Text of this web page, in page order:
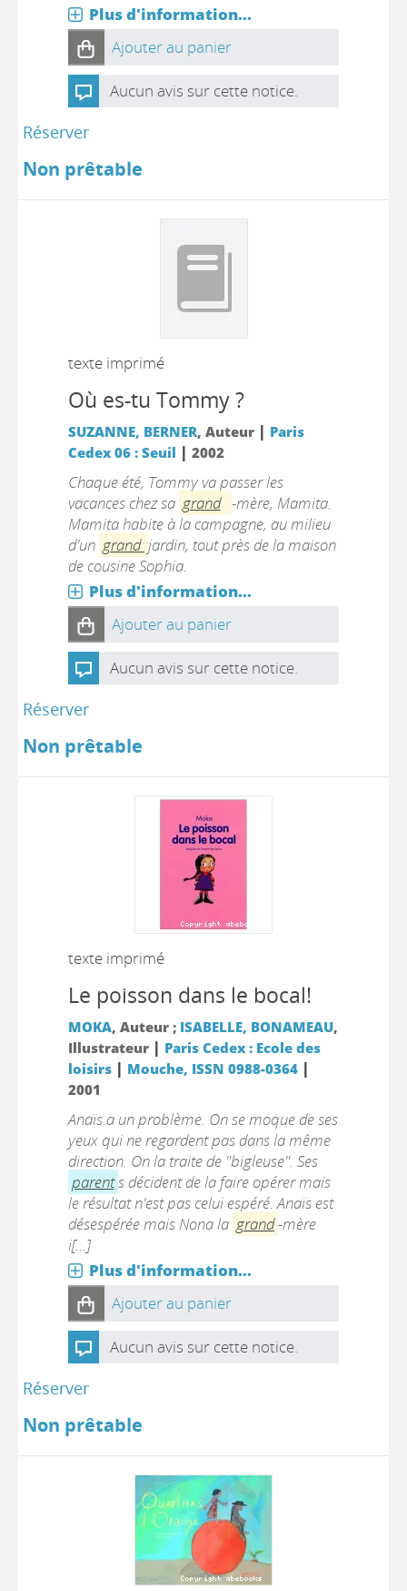
Plus d'information...
Ajouter au panier
Aucun avis sur cette notice.
Réserver
Non prêtable
texte imprimé
Où es-tu Tommy ?
SUZANNE, BERNER, Auteur | Paris
Cedex 06 : Seuil | 2002
Chaque été, Tommy va passer les
vacances chez sa grand -mère, Mamita.
Mamita habite à la campagne, au milieu
d'un grand jardin, tout près de la maison
de cousine Sophia.
Plus d'information...
Ajouter au panier
Aucun avis sur cette notice.
Réserver
Non prêtable
texte imprimé
Le poisson dans le bocal!
MOKA, Auteur ; ISABELLE, BONAMEAU,
Illustrateur | Paris Cedex : Ecole des
loisirs| Mouche, ISSN 0988-0364|
2001
Anaïs a un problème. On se moque de ses
yeux qui ne regardent pas dans la même
direction. On la traite de "bigleuse". Ses
parents décident de la faire opérer mais
le résultat n'est pas celui espéré. Anaïs est
désespérée mais Nona la grand-mère
i[...]
Plus d'information...
Ajouter au panier
Aucun avis sur cette notice.
Réserver
Non prêtable